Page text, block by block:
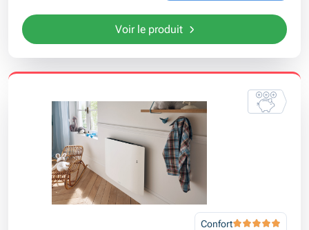
Voir le produit
Confort